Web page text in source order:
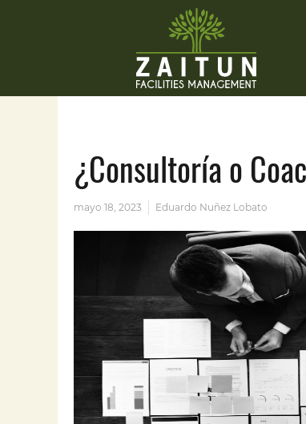
¿Consultoría o
mayo 18, 2023 Eduardo Nuñez Lobato